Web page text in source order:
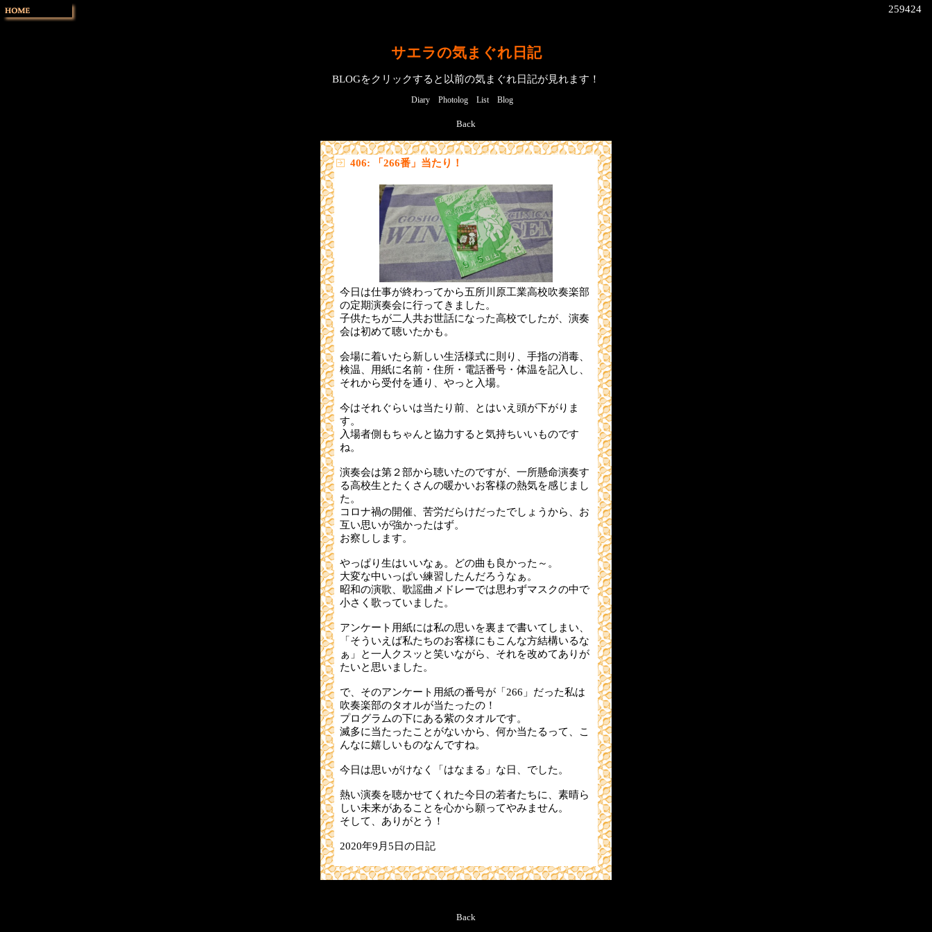
259424
サエラの気まぐれ日記
BLOGをクリックすると以前の気まぐれ日記が見れます！
Diary Photolog List Blog
Back
406: 「266番」当たり！
今日は仕事が終わってから五所川原工業高校吹奏楽部
の定期演奏会に行ってきました。
子供たちが二人共お世話になった高校でしたが、演奏
会は初めて聴いたかも。
会場に着いたら新しい生活様式に則り、手指の消毒、
検温、用紙に名前・住所・電話番号・体温を記入し、
それから受付を通り、やっと入場。
今はそれぐらいは当たり前、とはいえ頭が下がりま
す。
入場者側もちゃんと協力すると気持ちいいものです
ね。
演奏会は第２部から聴いたのですが、一所懸命演奏す
る高校生とたくさんの暖かいお客様の熱気を感じまし
た。
コロナ禍の開催、苦労だらけだったでしょうから、お
互い思いが強かったはず。
お察しします。
やっぱり生はいいなぁ。どの曲も良かった～。
大変な中いっぱい練習したんだろうなぁ。
昭和の演歌、歌謡曲メドレーでは思わずマスクの中で
小さく歌っていました。
アンケート用紙には私の思いを裏まで書いてしまい、
「そういえば私たちのお客様にもこんな方結構いるな
ぁ」と一人クスッと笑いながら、それを改めてありが
たいと思いました。
で、そのアンケート用紙の番号が「266」だった私は
吹奏楽部のタオルが当たったの！
プログラムの下にある紫のタオルです。
滅多に当たったことがないから、何か当たるって、こ
んなに嬉しいものなんですね。
今日は思いがけなく「はなまる」な日、でした。
熱い演奏を聴かせてくれた今日の若者たちに、素晴ら
しい未来があることを心から願ってやみません。
そして、ありがとう！
2020年9月5日の日記
Back